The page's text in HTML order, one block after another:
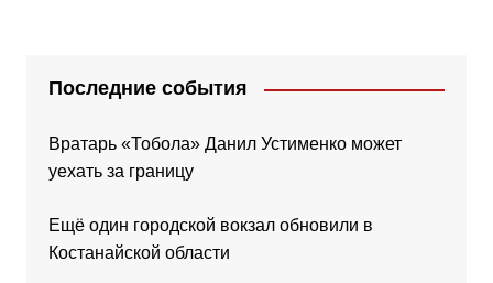
Последние события
Вратарь «Тобола» Данил Устименко может
уехать за границу
Ещё один городской вокзал обновили в
Костанайской области